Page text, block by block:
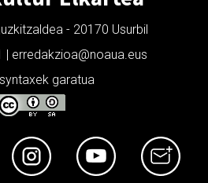
- 20170 Usurbil
| erredakzioa@noaua.eus
garatua